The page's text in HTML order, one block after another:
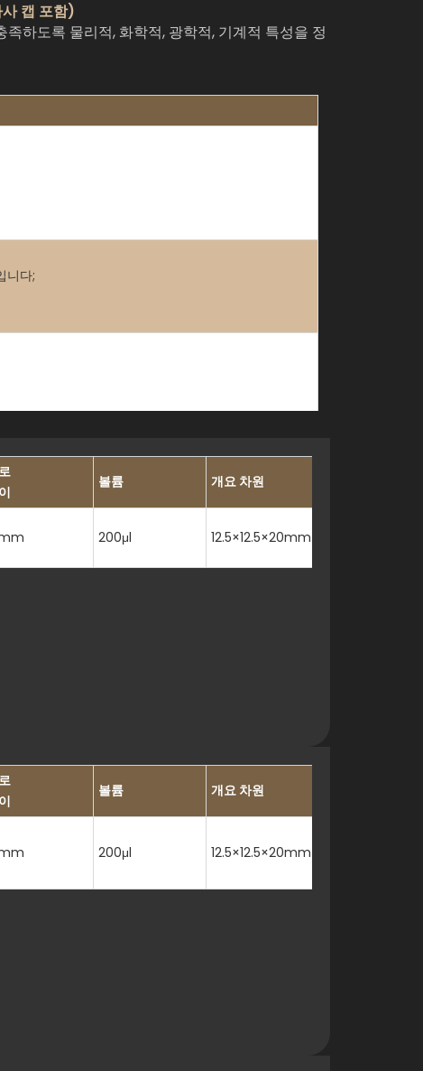
캡 포함)
하도록 물리적, 화학적, 광학적, 기계적 특성을 정
니다;
볼륨 개요 차원
200μl 12.5×12.5×20mm
볼륨 개요 차원
200μl 12.5×12.5×20mm